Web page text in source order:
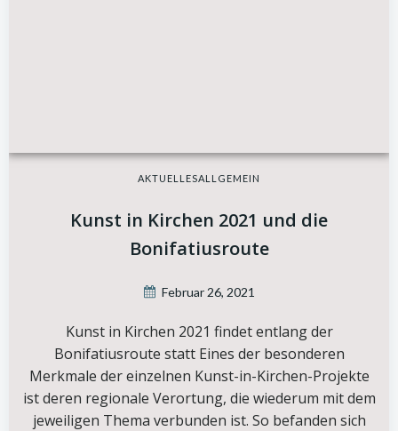
AKTUELLESALLGEMEIN
Kunst in Kirchen 2021 und die
Bonifatiusroute
Februar 26, 2021
Kunst in Kirchen 2021 findet entlang der
Bonifatiusroute statt Eines der besonderen
Merkmale der einzelnen Kunst-in-Kirchen-Projekte
ist deren regionale Verortung, die wiederum mit dem
jeweiligen Thema verbunden ist. So befanden sich